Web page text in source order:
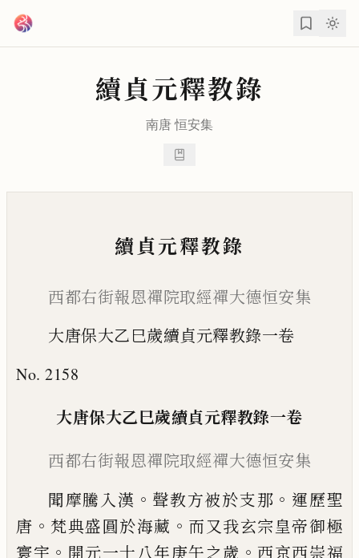
續貞元釋教錄
南唐 恒安集
續貞元釋教錄
西都右街報恩禪院取經禪大德恒安集
大唐保大乙巳歲續貞元釋教錄一卷
No. 2158
大唐保大乙巳歲續貞元釋教錄一卷
西都右街報恩禪院取經禪大德恒安集
聞摩騰入漢 。 聲教方被於支那 。 運歷聖
唐 。 梵典盛圓於海藏 。 而又我玄宗皇帝御極
寰宇 。 開元一十八年庚午之歲 。 西京西崇福